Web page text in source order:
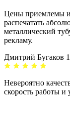
Цены приемлемы и
распечатать
металлический
рекламу.
Дмитрий Бугаков
Невероятно
скорость работы